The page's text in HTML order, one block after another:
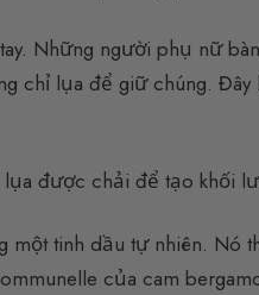
Những người phụ nữ
chỉ lụa để giữ chúng.
được chải để tạo khối
một tinh dầu tự nhiên.
của cam